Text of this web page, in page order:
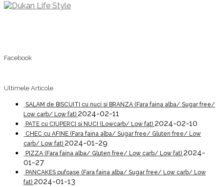
Facebook
Ultimele Articole
SALAM de BISCUITI cu nuci si BRANZA (Fara faina alba/ Sugar free/
Low carb/ Low fat) 2024-02-11
PATE cu CIUPERCI si NUCI (Lowcarb/ Low fat) 2024-02-10
CHEC cu AFINE (Fara faina alba/ Sugar free/ Gluten free/ Low
carb/ Low fat) 2024-01-29
PIZZA (Fara faina alba/ Gluten free/ Low carb/ Low fat) 2024-
01-27
PANCAKES pufoase (Fara faina alba/ Sugar free/ Low carb/ Low
fat) 2024-01-13